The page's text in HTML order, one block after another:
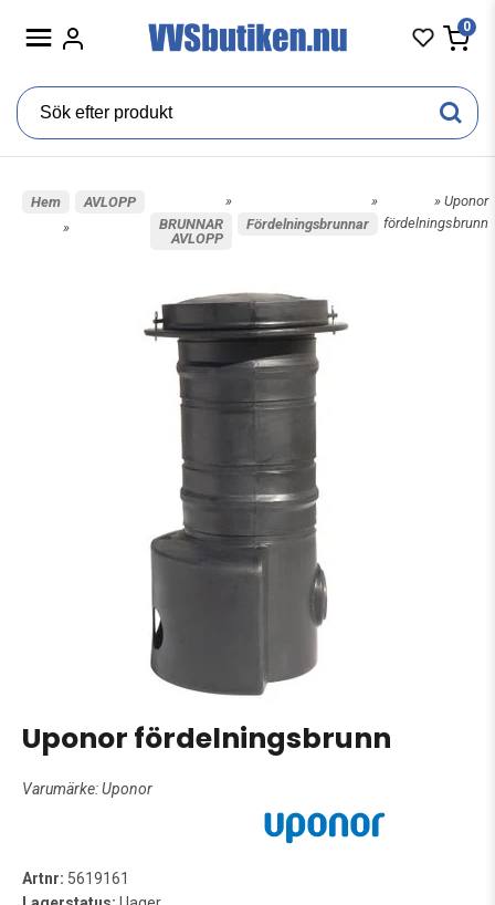
0
Hem
»
AVLOPP
»
BRUNNAR
AVLOPP
»
Fördelningsbrunnar
» Uponor
fördelningsbrunn
Uponor fördelningsbrunn
Varumärke:Uponor
Artnr: 5619161